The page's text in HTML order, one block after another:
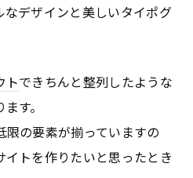
デザインと美しいタイポグ
トできちんと整列したような
す。
の要素が揃っていますの
トを作りたいと思ったとき